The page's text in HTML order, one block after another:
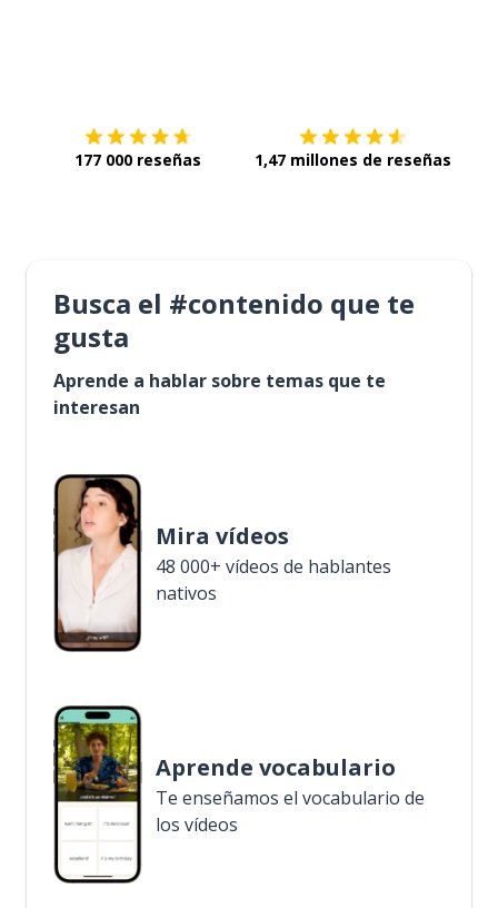
177 000 reseñas 1,47 millones de reseñas
Busca el #contenido que te
gusta
Aprende a hablar sobre temas que te
interesan
Mira vídeos
48 000+ vídeos de hablantes
nativos
Aprende vocabulario
Te enseñamos el vocabulario de
los vídeos